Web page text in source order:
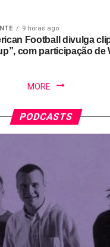
9 horas ago
Football divulga
com participação de
MORE
PODCASTS